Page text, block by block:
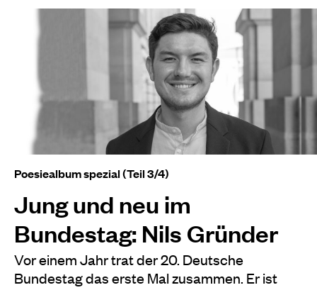
Poesiealbum spezial (Teil 3/4)
Jung und neu im
Bundestag: Nils Gründer
Vor einem Jahr trat der 20. Deutsche
Bundestag das erste Mal zusammen. Er ist